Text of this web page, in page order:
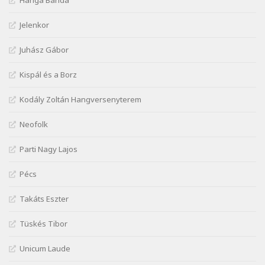
József Attila: Jaj, majdnem
Szélkiáltó
Szélkiáltó
József Attila: Mióta elmentél
József Attila: Ne bántsda gyönge nőt
Szélkiáltó
Szélkiáltó
József Attila: Szerelmesvers
Jelenkor
Juhász Gábor
Kispál és a Borz
Kodály Zoltán Hangversenyterem
Neofolk
Parti Nagy Lajos
Pécs
Takáts Eszter
Tüskés Tibor
Unicum Laude